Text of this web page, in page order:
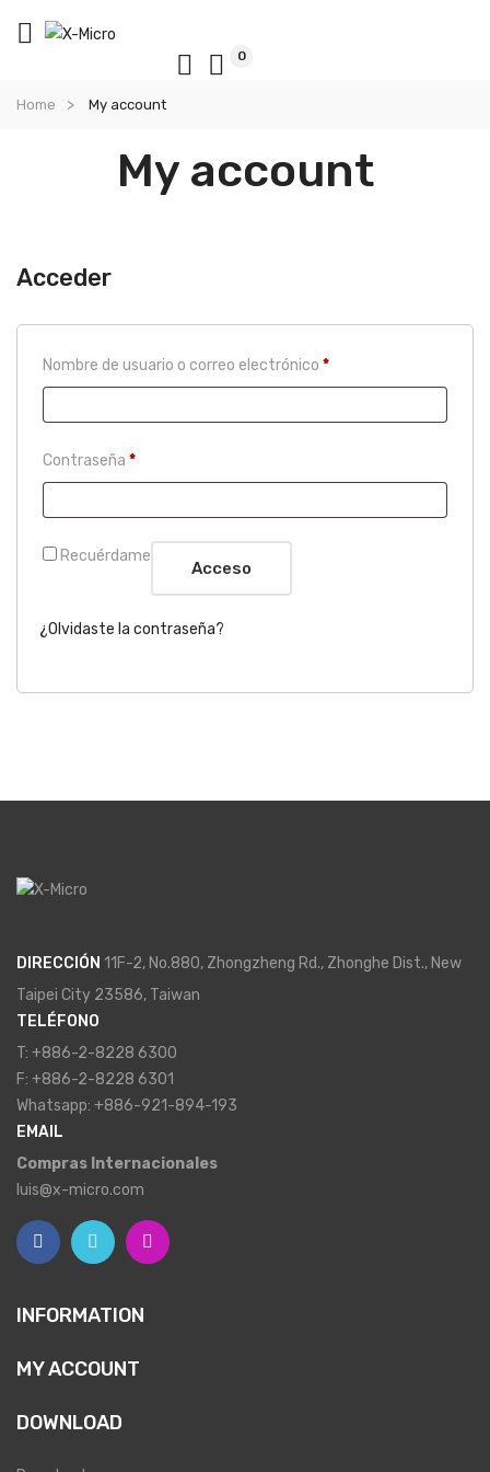
0
Home My account
My account
Acceder
Nombre de usuario o correo electrónico *Obligatorio
Contraseña *Obligatorio
Recuérdame
Acceso
¿Olvidaste la contraseña?
DIRECCIÓN 11F-2, No.880, Zhongzheng Rd., Zhonghe Dist., New
Taipei City 23586, Taiwan
TELÉFONO
T: +886-2-8228 6300
F: +886-2-8228 6301
Whatsapp: +886-921-894-193
EMAIL
Compras Internacionales
luis@x-micro.com
INFORMATION
MY ACCOUNT
DOWNLOAD